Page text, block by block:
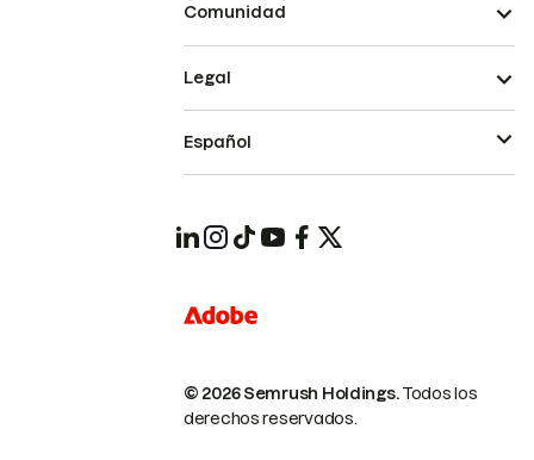
Comunidad
© 2026 Semrush Holdings.Todos los
derechos reservados.
Legal
Español